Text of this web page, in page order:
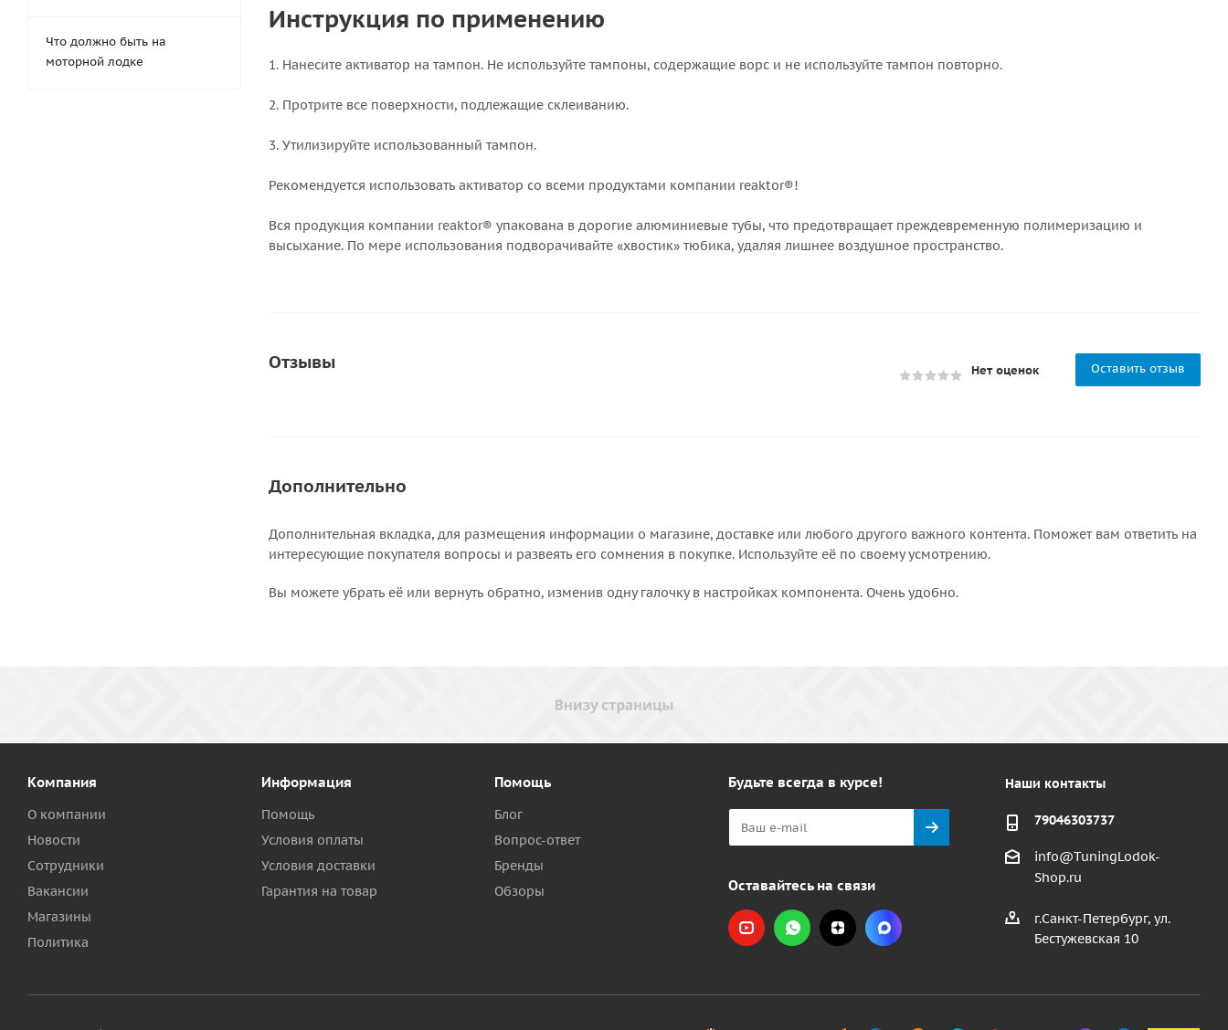
Инструкция по применению
1. Нанесите активатор на тампон. Не используйте тампоны, содержащие ворс и не используйте тампон повторно.
2. Протрите все поверхности, подлежащие склеиванию.
3. Утилизируйте использованный тампон.
Рекомендуется использовать активатор со всеми продуктами компании reaktor®!
Вся продукция компании reaktor® упакована в дорогие алюминиевые тубы, что предотвращает преждевременную полимеризацию и
высыхание. По мере использования подворачивайте «хвостик» тюбика, удаляя лишнее воздушное пространство.
Отзывы Нет оценок Оставить отзыв
Дополнительно
Дополнительная вкладка, для размещения информации о магазине, доставке или любого другого важного контента. Поможет вам ответить на
интересующие покупателя вопросы и развеять его сомнения в покупке. Используйте её по своему усмотрению.
Вы можете убрать её или вернуть обратно, изменив одну галочку в настройках компонента. Очень удобно.
Что должно быть на
моторной лодке
Компания
О компании
Новости
Сотрудники
Вакансии
Магазины
Политика
Информация
Помощь
Условия оплаты
Условия доставки
Гарантия на товар
Помощь
Блог
Вопрос-ответ
Бренды
Обзоры
Будьте всегда в курсе!
Оставайтесь на связи
Наши контакты
79046303737
info@TuningLodok-
Shop.ru
г.Санкт-Петербург, ул.
Бестужевская 10